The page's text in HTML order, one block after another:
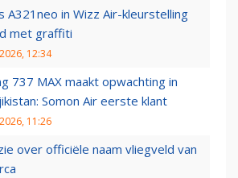
A321neo in Wizz Air-kleurstelling
met graffiti
12:34
737 MAX maakt opwachting in
Somon Air eerste klant
11:26
over officiële naam vliegveld van